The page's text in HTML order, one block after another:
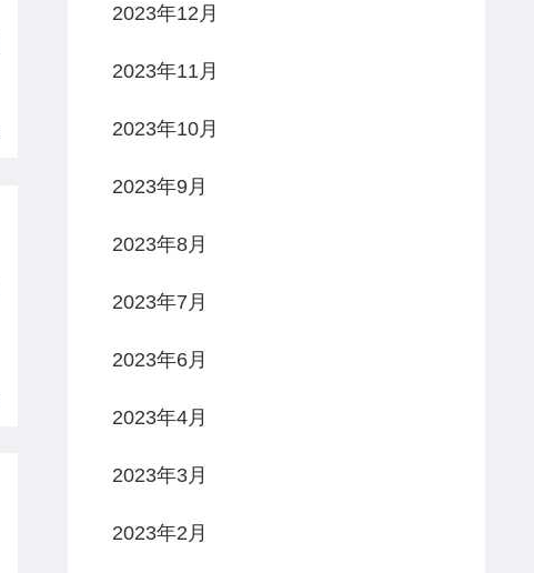
2023年12月
2023年11月
2023年10月
2023年9月
2023年8月
2023年7月
2023年6月
2023年4月
2023年3月
2023年2月